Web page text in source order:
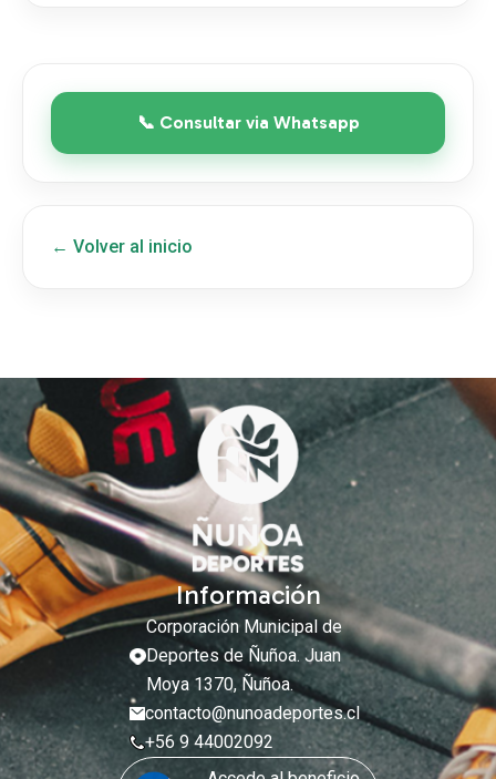
📞 Consultar via Whatsapp
← Volver al inicio
Información
Corporación Municipal de
Deportes de Ñuñoa. Juan
Moya 1370, Ñuñoa.
contacto@nunoadeportes.cl
+56 9 44002092